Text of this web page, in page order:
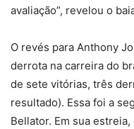
avaliação”, revelou o
O revés para Anthony
derrota na carreira do
de sete vitórias, três
resultado). Essa foi a
Bellator. Em sua